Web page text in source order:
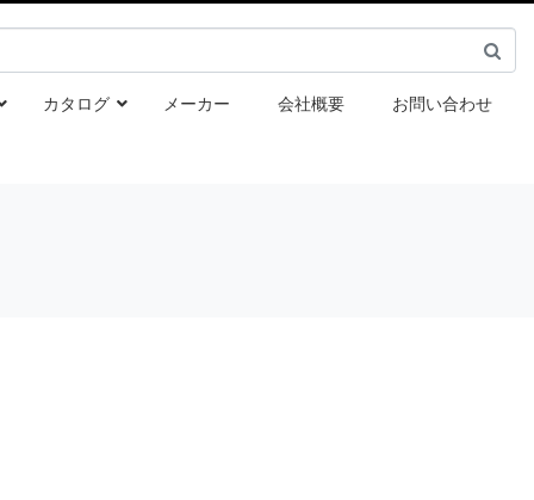
カタログ メーカー 会社概要 お問い合わせ